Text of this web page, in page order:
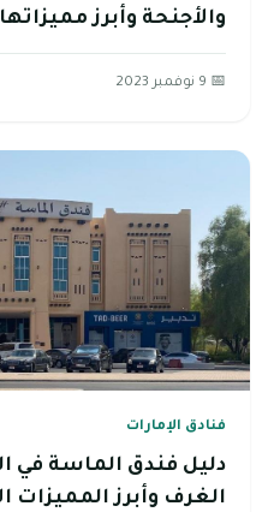
والأجنحة وأبرز مميزاتها
📅 9 نوفمبر 2023
فنادق الإمارات
دليل فندق الماسة في
الغرف وأبرز المميزات